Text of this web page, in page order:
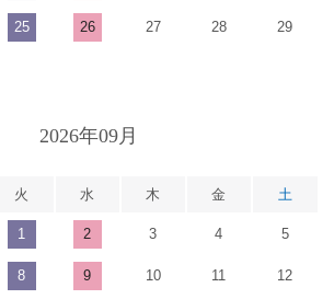
25 26 27 28 29
2026年09月
火 水 木 金 土
1 2 3 4 5
8 9 10 11 12